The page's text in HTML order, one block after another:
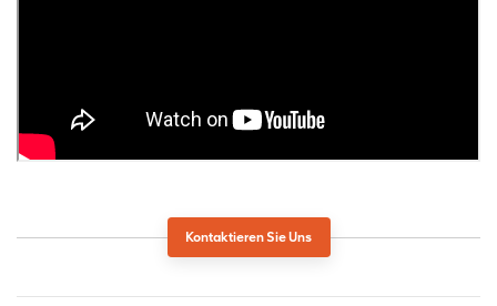
Kontaktieren Sie Uns